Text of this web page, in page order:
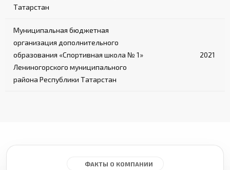
Татарстан
Муниципальная бюджетная
организация дополнительного
образования «Спортивная школа № 1»
Лениногорского муниципального
района Республики Татарстан
2021
ФАКТЫ О КОМПАНИИ